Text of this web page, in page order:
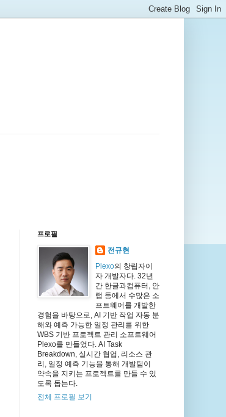
프로필
전규현
Plexo의 창립자이
자 개발자다. 32년
간 한글과컴퓨터, 안
랩 등에서 수많은 소
프트웨어를 개발한
경험을 바탕으로, AI 기반 작업 자동 분
해와 예측 가능한 일정 관리를 위한
WBS 기반 프로젝트 관리 소프트웨어
Plexo를 만들었다. AI Task
Breakdown, 실시간 협업, 리소스 관
리, 일정 예측 기능을 통해 개발팀이
약속을 지키는 프로젝트를 만들 수 있
도록 돕는다.
전체 프로필 보기